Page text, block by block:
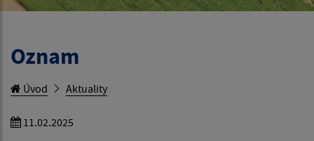
Oznam
Úvod Aktuality
11.02.2025